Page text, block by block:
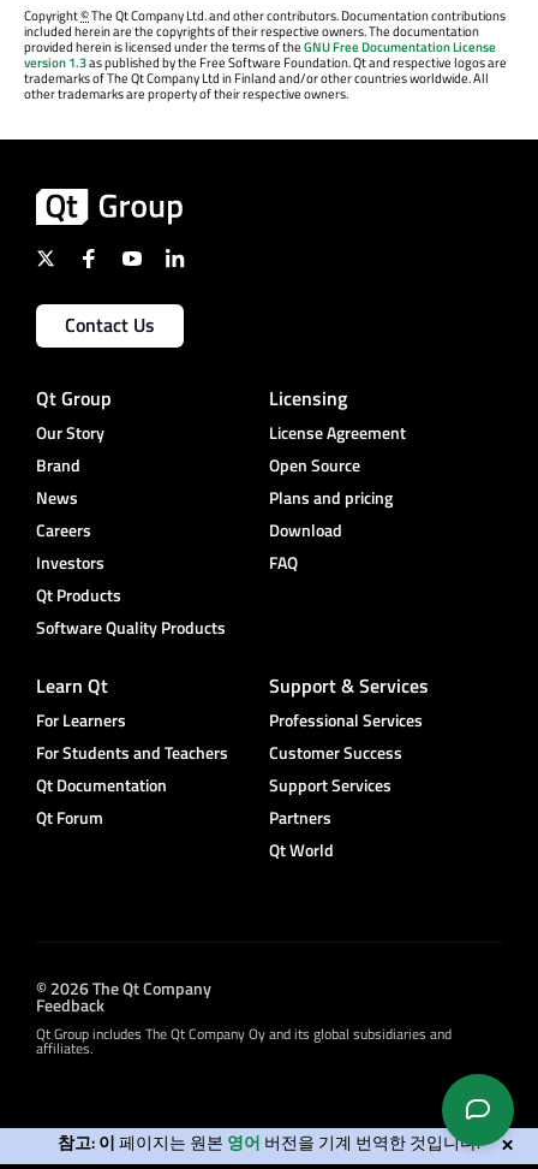
Copyright©The Qt Company Ltd. and other contributors. Documentation contributions
included herein are the copyrights of their respective owners. The documentation
provided herein is licensed under the terms of theGNU Free Documentation License
version 1.3as published by the Free Software Foundation. Qt and respective logos are
trademarks of The Qt Company Ltd in Finland and/or other countries worldwide. All
other trademarks are property of their respective owners.
참고: 이페이지는 원본 영어 버전을 기계 번역한 것입니다.
Contact Us
Qt Group
Our Story
Brand
News
Careers
Investors
Qt Products
Software Quality Products
Licensing
License Agreement
Open Source
Plans and pricing
Download
FAQ
Learn Qt
For Learners
For Students and Teachers
Qt Documentation
Qt Forum
Support & Services
Professional Services
Customer Success
Support Services
Partners
Qt World
© 2026 The Qt Company
Feedback
Qt Group includes The Qt Company Oy and its global subsidiaries and
affiliates.